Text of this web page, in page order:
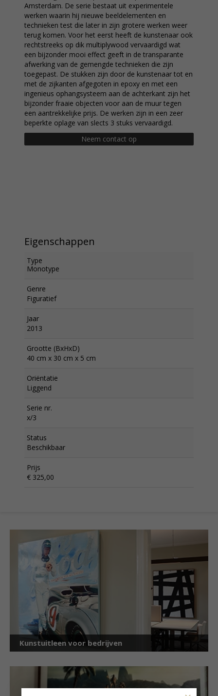
Amsterdam. De serie bestaat uit experimentele
werken waarin hij nieuwe beeldelementen en
technieken test die later in zijn grotere werken weer
terug komen. Voor het eerst heeft de kunstenaar ook
rechtstreeks op dik multiplywood vervaardigd wat
een bijzonder mooi effect geeft in de transparante
afwerking van de gemengde technieken die zijn
toegepast. De stukken zijn door de kunstenaar tot en
met de zijkanten afgegoten in epoxy en met een
ingenieus ophangsysteem aan de achterkant zijn het
bijzonder fraaie objecten voor aan de muur tegen
een aantrekkelijke prijs. De werken zijn in een zeer
beperkte oplage van slects 3 stuks vervaardigd.
Neem contact op
Eigenschappen
Type
Monotype
Genre
Figuratief
Jaar
2013
Grootte (BxHxD)
40 cm x 30 cm x 5 cm
Oriëntatie
Liggend
Serie nr.
x/3
Status
Beschikbaar
Prijs
€ 325,00
Kunstuitleen voor bedrijven